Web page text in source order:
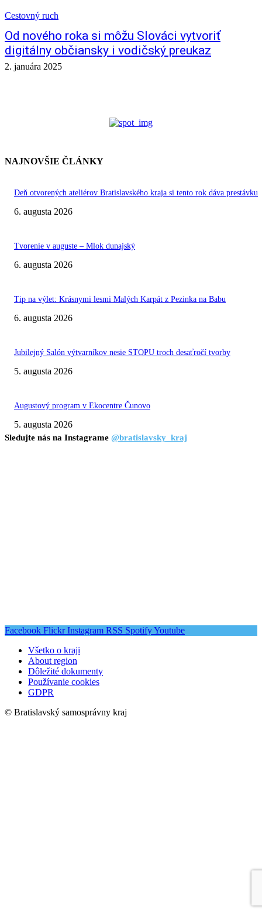
Cestovný ruch
Od nového roka si môžu Slováci vytvoriť
digitálny občiansky i vodičský preukaz
2. januára 2025
NAJNOVŠIE ČLÁNKY
Deň otvorených ateliérov Bratislavského kraja si tento rok dáva prestávku
6. augusta 2026
Tvorenie v auguste – Mlok dunajský
6. augusta 2026
Tip na výlet: Krásnymi lesmi Malých Karpát z Pezinka na Babu
6. augusta 2026
Jubilejný Salón výtvarníkov nesie STOPU troch desaťročí tvorby
5. augusta 2026
Augustový program v Ekocentre Čunovo
5. augusta 2026
Sledujte nás na Instagrame @bratislavsky_kraj
Facebook Flickr Instagram RSS SpotifyYoutube
Všetko o kraji
About region
Dôležité dokumenty
Používanie cookies
GDPR
© Bratislavský samosprávny kraj